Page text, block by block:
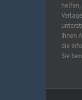
helfen,
Ihnen
die
Sie